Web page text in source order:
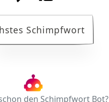
Schimpfwort
den Schimpfwort Bot?